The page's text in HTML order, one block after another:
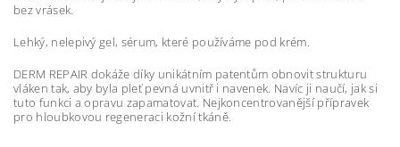
bez vrásek.
Lehký, nelepivý gel, sérum, které používáme pod krém.
DERM REPAIR dokáže díky unikátním patentům obnovit strukturu
vláken tak, aby byla pleť pevná uvnitř i navenek. Navíc ji naučí, jak si
tuto funkci a opravu zapamatovat. Nejkoncentrovanější přípravek
pro hloubkovou regeneraci kožní tkáně.